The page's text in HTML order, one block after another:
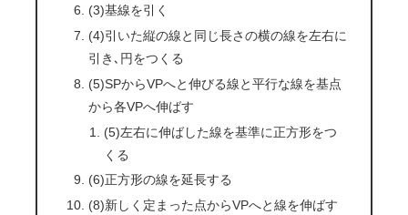
(3)基線を引く
(4)引いた縦の線と同じ長さの横の線を左右に
引き､円をつくる
(5)SPからVPへと伸びる線と平行な線を基点
から各VPへ伸ばす
(5)左右に伸ばした線を基準に正方形をつ
くる
(6)正方形の線を延長する
(8)新しく定まった点からVPへと線を伸ばす